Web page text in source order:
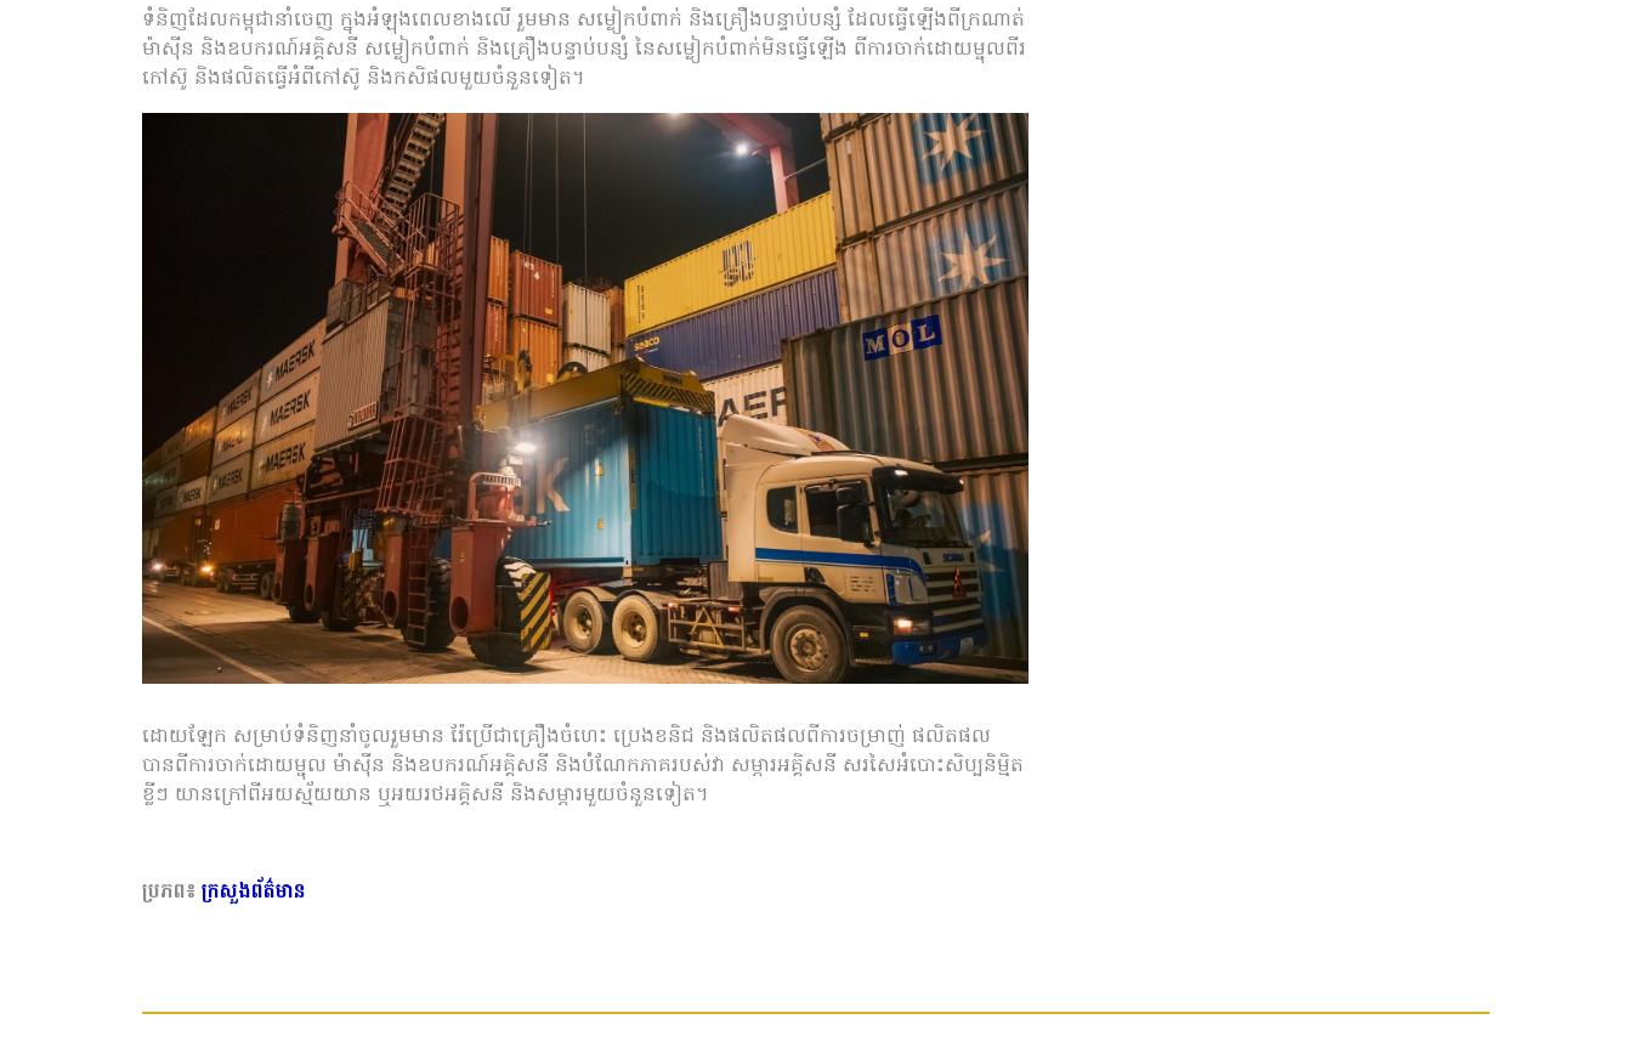
ទំនិញដែលកម្ពុជានាំចេញ ក្នុងអំឡុងពេលខាងលើ រួមមាន សម្លៀកបំពាក់ និងគ្រឿងបន្ទាប់បន្សំ ដែលធ្វើឡើងពីក្រណាត់
ម៉ាស៊ីន និងឧបករណ៍អគ្គិសនី សម្លៀកបំពាក់ និងគ្រឿងបន្ទាប់បន្សំ នៃសម្លៀកបំពាក់មិនធ្វើឡើង ពីការចាក់ដោយម្ជុលពីរ
កៅស៊ូ និងផលិតធ្វើអំពីកៅស៊ូ និងកសិផលមួយចំនួនទៀត។
ដោយឡែក សម្រាប់ទំនិញនាំចូលរួមមាន រ៉ែប្រើជាគ្រឿងចំហេះ ប្រេងខនិជ និងផលិតផលពីការចម្រាញ់ ផលិតផល
បានពីការចាក់ដោយម្ជុល ម៉ាស៊ីន និងឧបករណ៍អគ្គិសនី និងបំណែកភាគរបស់វា សម្ភារអគ្គិសនី សរសៃអំបោះសិប្បនិម្មិត
ខ្លីៗ យានក្រៅពីអយស្ម័យយាន ឬអយរថអគ្គិសនី និងសម្ភារមួយចំនួនទៀត។
ប្រភព៖ ក្រសួងព័ត៌មាន